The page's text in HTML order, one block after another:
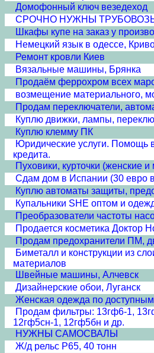
Домофонный ключ везедеход
СРОЧНО НУЖНЫ
Шкафы купе на заказ у
Немецкий язык в одессе,
Ремонт кровли Киев
Вязальные машины, Брянка
Продаём феррохром всех
возмещение материального,
Продам переключатели,
Куплю движки, лампы,
Куплю клемму ПК
Юридические услуги. Помощь
кредита.
Пуховики, курточки (женские
Сдам дом в Испании (30 евро в
Куплю автоматы защиты,
Купальники SHE оптом и
Преобразователи частоты
Продается косметика Доктор
Продам предохранители ПМ,
Биметалл и конструкции из
материалов
Швейные машины, Алчевск
Дизайнерские обои, Луганск
Женская одежда по
Продам фильтры: 13гф6-1,
12гф5сн-1, 12гф5бн и др.
НУЖНЫ САМОСВАЛЫ
Ж/д рельс Р65, 40 тонн